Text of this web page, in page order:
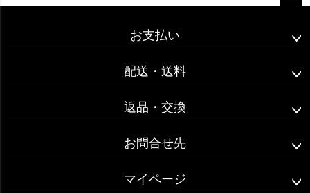
ップ
お支払い
配送・送料
返品・交換
お問合せ先
マイページ